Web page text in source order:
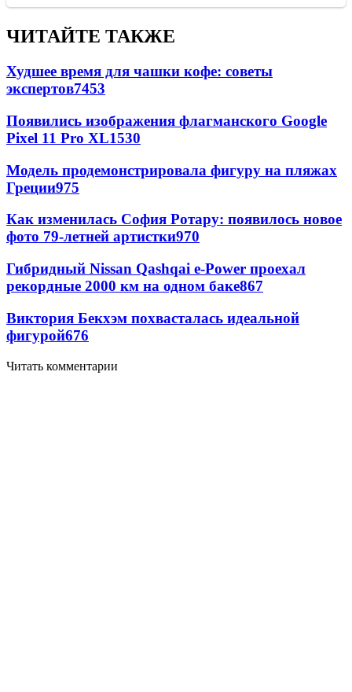
ЧИТАЙТЕ ТАКЖЕ
Худшее время для чашки кофе: советы
экспертов7453
Появились изображения флагманского Google
Pixel 11 Pro XL1530
Модель продемонстрировала фигуру на пляжах
Греции975
Как изменилась София Ротару: появилось новое
фото 79-летней артистки970
Гибридный Nissan Qashqai e-Power проехал
рекордные 2000 км на одном баке867
Виктория Бекхэм похвасталась идеальной
фигурой676
Читать комментарии